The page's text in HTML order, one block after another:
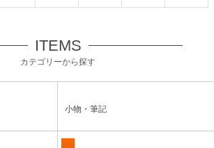
ITEMS
カテゴリーから探す
小物・筆記